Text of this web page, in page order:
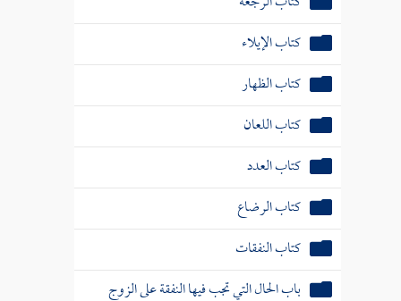
كتاب الرضاع
كتاب النفقات
باب الحال التي تجب فيها النفقة على الزوج
كتاب الجراح
كتاب الديات
كتاب قتال أهل البغي
كتاب المرتد